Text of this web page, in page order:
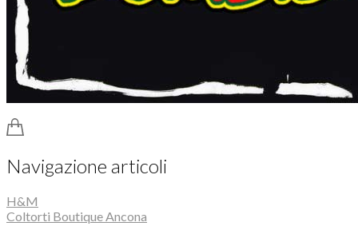
Navigazione articoli
H&M
Coltorti Boutique Ancona